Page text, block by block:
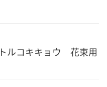
ルコキキョウ 花束用